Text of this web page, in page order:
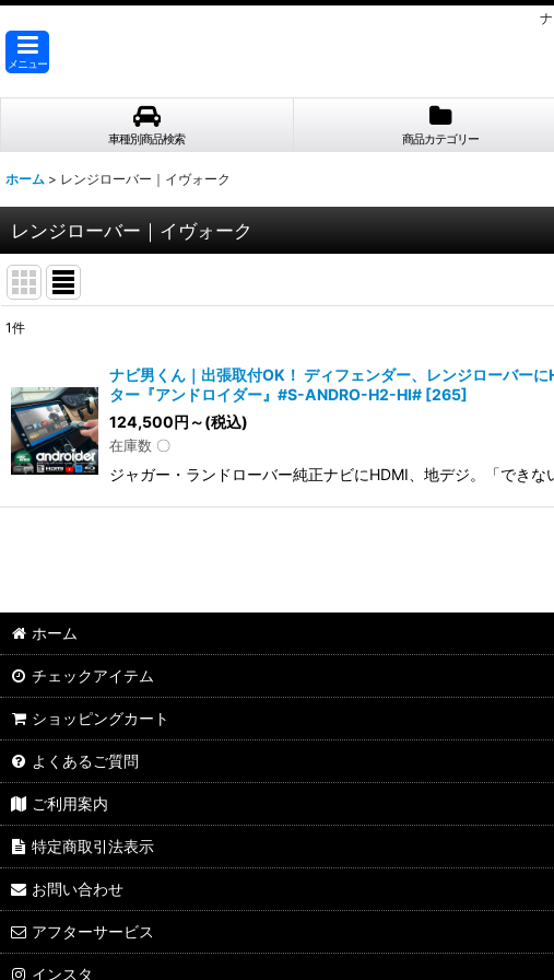
メニュー
車種別商品検索 商品カテゴリー
ホーム > レンジローバー｜イヴォーク
レンジローバー｜イヴォーク
並び順:
1件
ナビ男くん｜出張取付OK！ ディフェンダー、レンジローバー
ター『アンドロイダー』#S-ANDRO-H2-HI# [265]
124,500円 ～(税込)
在庫数 〇
ジャガー・ランドローバー純正ナビにHDMI、地デジ。「でき
ホーム
チェックアイテム
ショッピングカート
よくあるご質問
ご利用案内
特定商取引法表示
お問い合わせ
アフターサービス
インスタ